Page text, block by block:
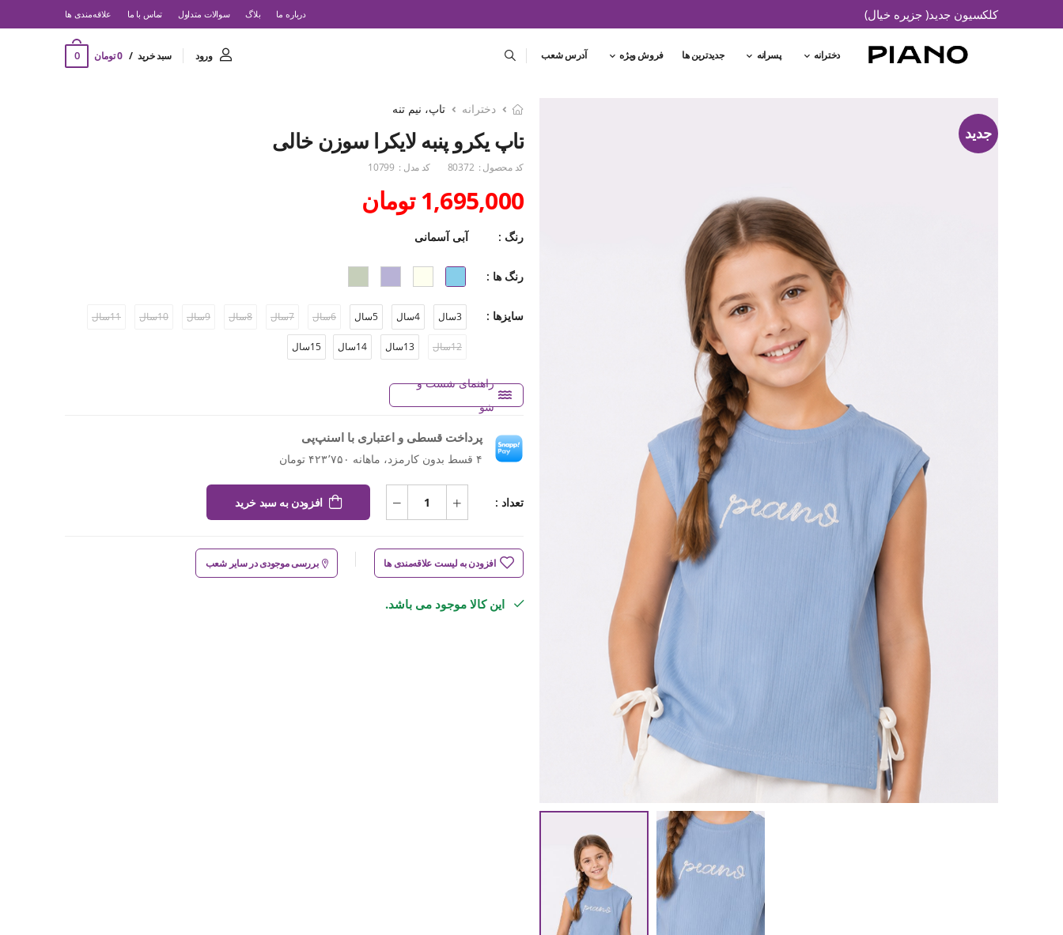
کلکسیون جدید( جزیره خیال) درباره ما بلاگ سوالات متداول تماس با ما ‌علاقه‌مندی ها
دخترانه پسرانه جدیدترین ها فروش ویژه آدرس شعب ورود سبد خرید 0 تومان 0
جدید
دخترانه تاپ، نیم تنه
تاپ یکرو پنبه لایکرا سوزن خالی
کد محصول : 80372 کد مدل : 10799
1,695,000 تومان
رنگ : آبی آسمانی
رنگ ها :
سایزها : 3سال 4سال 5سال 6سال 7سال 8سال 9سال 10سال 11سال
12سال 13سال 14سال 15سال
راهنمای شست و
شو
پرداخت قسطی و اعتباری با اسنپ‌پی
۴ قسط بدون کارمزد، ماهانه ۴۲۳٬۷۵۰ تومان
تعداد : افزودن به سبد خرید
افزودن به لیست علاقه‌مندی ها بررسی موجودی در سایر شعب
این کالا موجود می باشد.